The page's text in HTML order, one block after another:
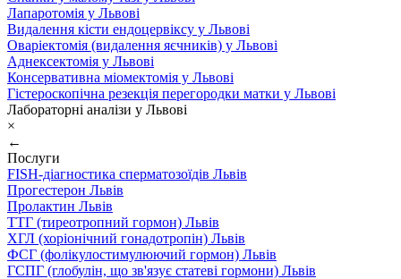
Лапаротомія у Львові
Видалення кісти ендоцервіксу у Львові
Оваріектомія (видалення яєчників) у Львові
Аднексектомія у Львові
Консервативна міомектомія у Львові
Гістероскопічна резекція перегородки матки у Львові
Лабораторні аналізи у Львові
×
←
Послуги
FISH-діагностика сперматозоїдів Львів
Прогестерон Львів
Пролактин Львів
ТТГ (тиреотропний гормон) Львів
ХГЛ (хоріонічний гонадотропін) Львів
ФСГ (фолікулостимулюючий гормон) Львів
ГСПГ (глобулін, що зв'язує статеві гормони) Львів